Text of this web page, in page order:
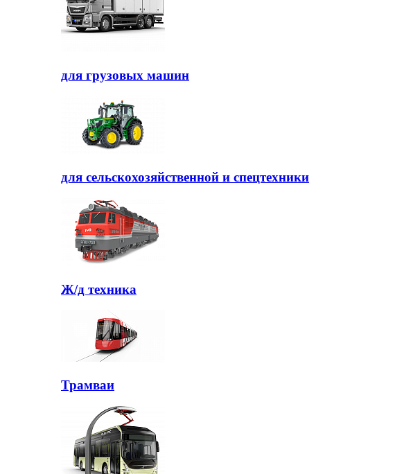
для грузовых машин
для сельскохозяйственной и спецтехники
Ж/д техника
Трамваи